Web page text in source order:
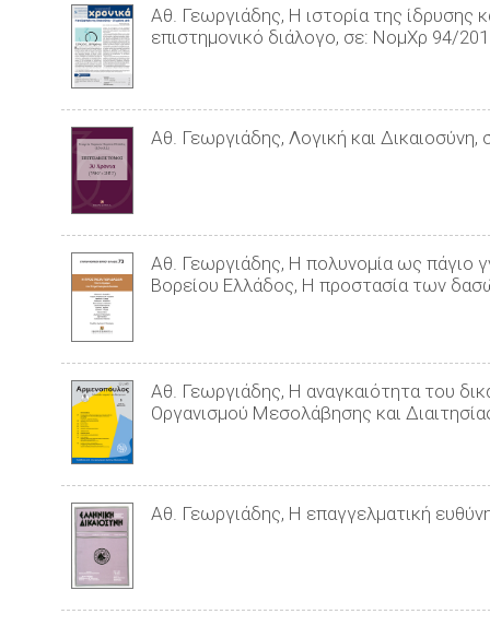
Αθ. Γεωργιάδης, Η ιστορία της ίδρυσης
επιστημονικό διάλογο, σε: ΝομΧρ 94/
Αθ. Γεωργιάδης, Λογική και
Αθ. Γεωργιάδης, Η πολυνομία ως πάγιο
Βορείου Ελλάδος, Η προστασία των
Αθ. Γεωργιάδης, H αναγκαιότητα του
Oργανισμού Mεσολάβησης και
Αθ. Γεωργιάδης, Η επαγγελματική